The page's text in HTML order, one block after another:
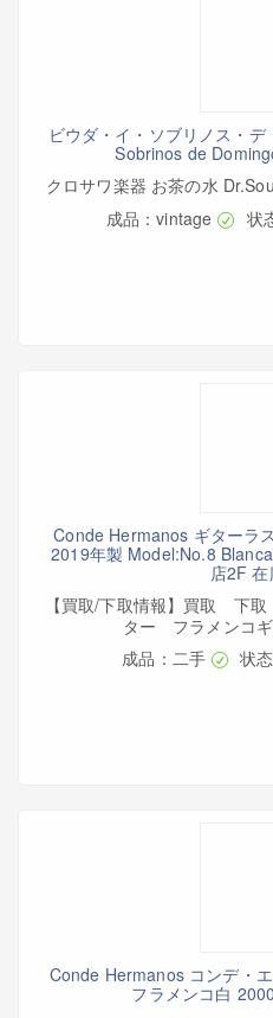
ビウダ・イ・ソブリノス・
Sobrinos de
クロサワ楽器 お茶の水
成品：vintage
状
Conde Hermanos ギターラ
2019年製 Model:No.8
店2F 在
【買取/下取情報】買取 下
ター フラメンコ
成品：二手
状
Conde Hermanos コンデ・
フラメンコ白